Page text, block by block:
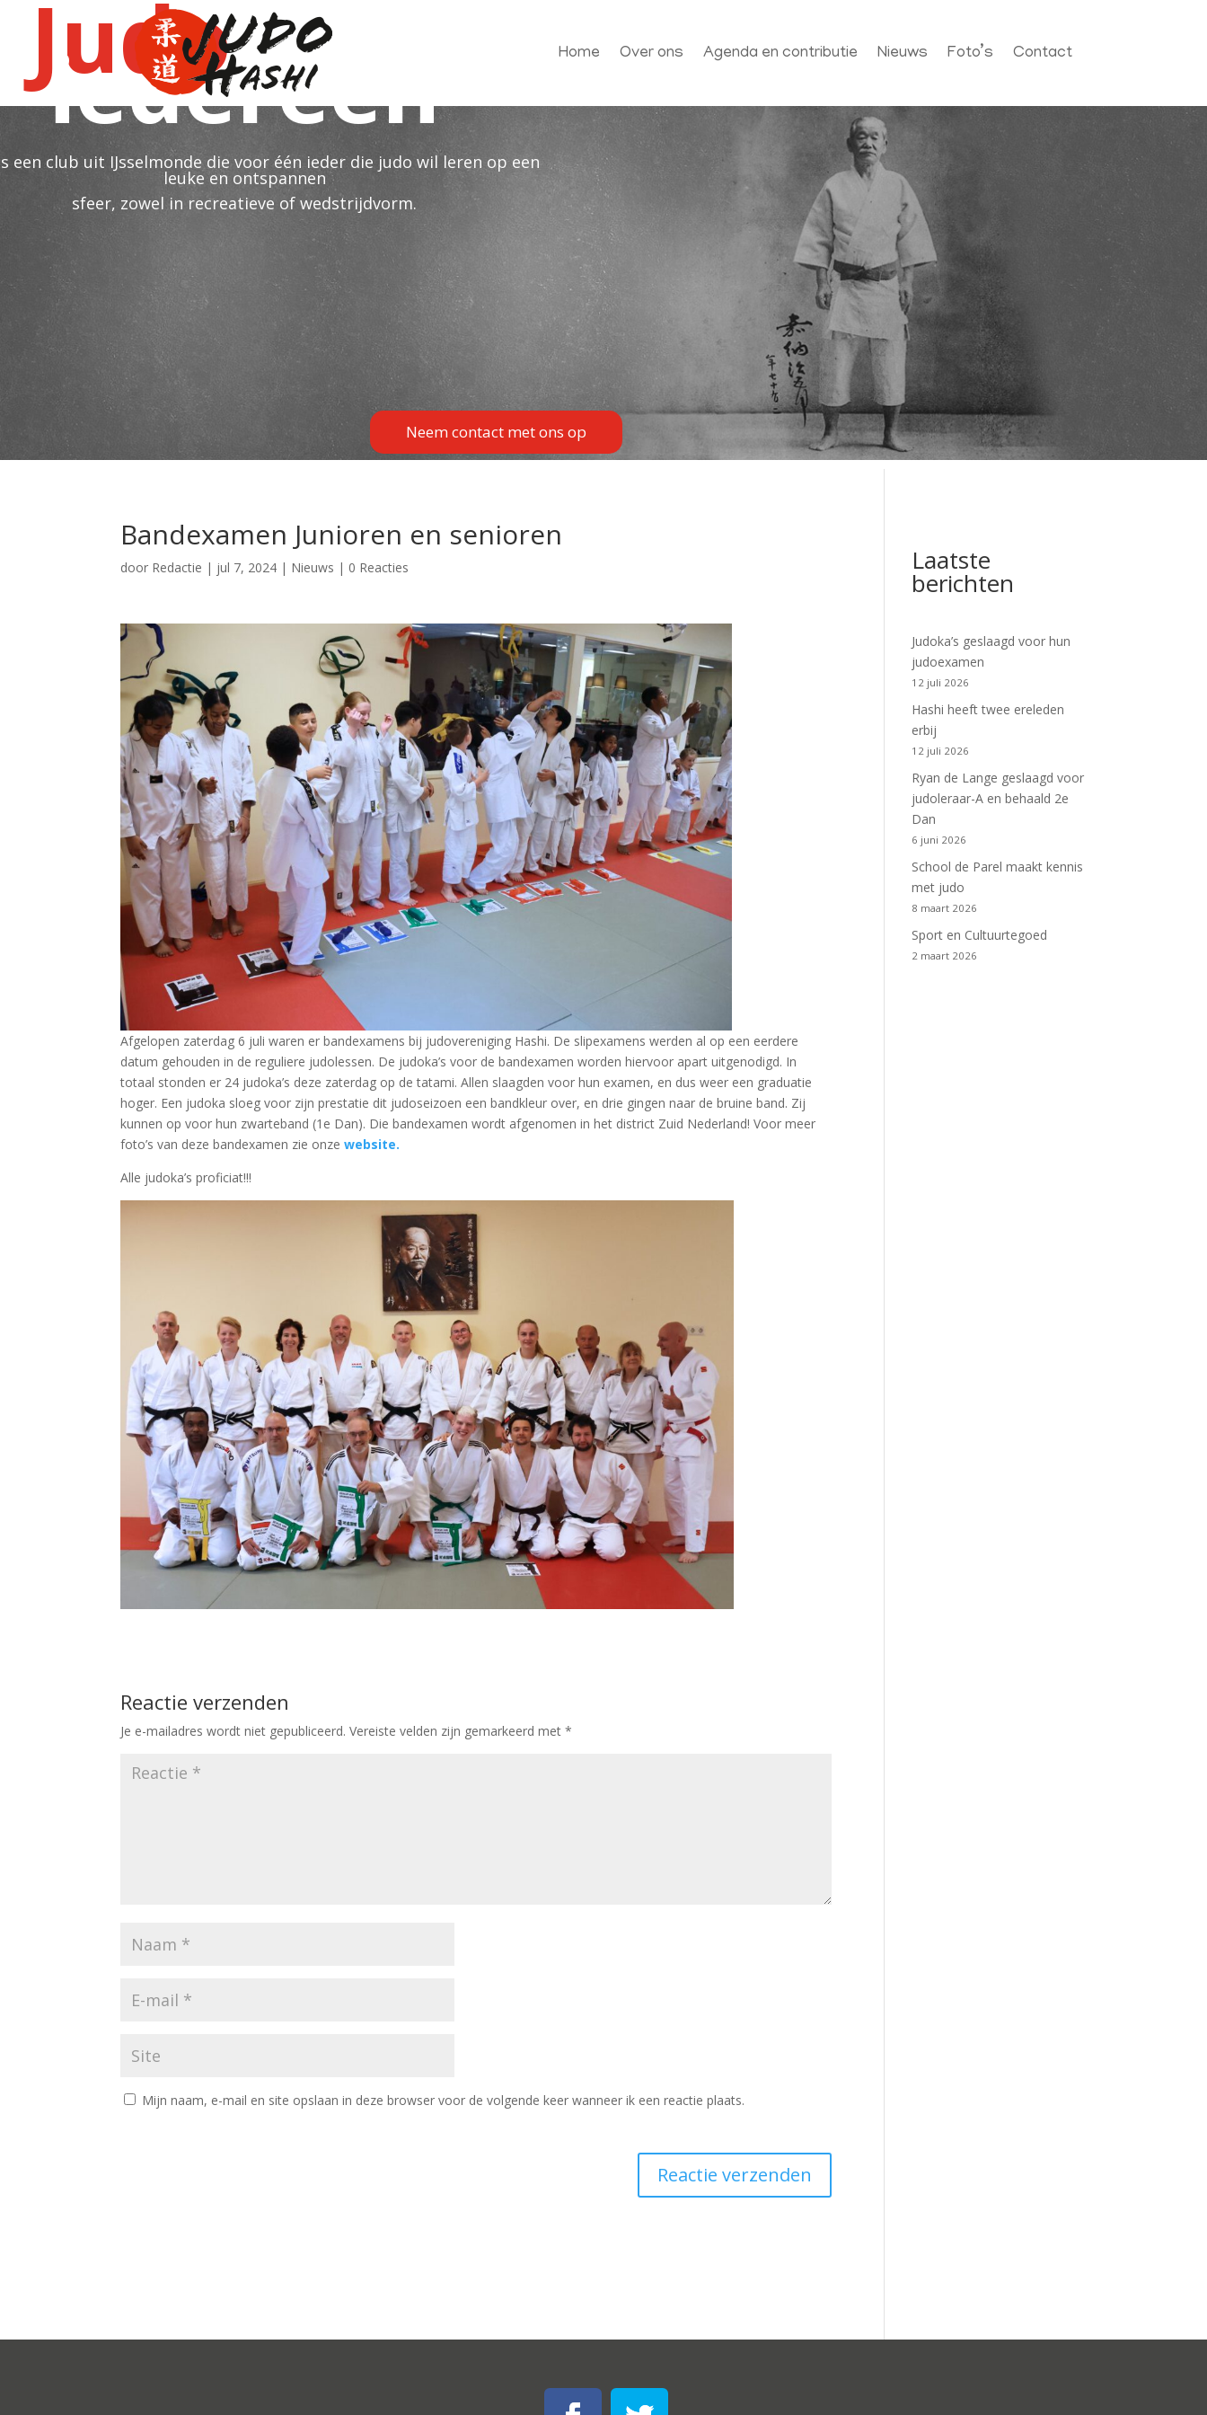
Home Over ons Agenda en contributie Nieuws Foto’s Contact
Neem contact met ons op
Judovoor
iedereen
een club uit IJsselmonde die voor één ieder die judo wil leren op een
leuke en ontspannen
sfeer, zowel in recreatieve of wedstrijdvorm.
Bandexamen Junioren en senioren
door Redactie | jul 7, 2024 | Nieuws | 0 Reacties
Afgelopen zaterdag 6 juli waren er bandexamens bij judovereniging Hashi. De slipexamens werden al op een eerdere
datum gehouden in de reguliere judolessen. De judoka’s voor de bandexamen worden hiervoor apart uitgenodigd. In
totaal stonden er 24 judoka’s deze zaterdag op de tatami. Allen slaagden voor hun examen, en dus weer een graduatie
hoger. Een judoka sloeg voor zijn prestatie dit judoseizoen een bandkleur over, en drie gingen naar de bruine band. Zij
kunnen op voor hun zwarteband (1e Dan). Die bandexamen wordt afgenomen in het district Zuid Nederland! Voor meer
foto’s van deze bandexamen zie onzewebsite.
Alle judoka’s proficiat!!!
Reactie verzenden
Je e-mailadres wordt niet gepubliceerd. Vereiste velden zijn gemarkeerd met*
Mijn naam, e-mail en site opslaan in deze browser voor de volgende keer wanneer ik een reactie plaats.
Laatste
berichten
Judoka’s geslaagd voor hun
judoexamen
12 juli 2026
Hashi heeft twee ereleden
erbij
12 juli 2026
Ryan de Lange geslaagd voor
judoleraar-A en behaald 2e
Dan
6 juni 2026
School de Parel maakt kennis
met judo
8 maart 2026
Sport en Cultuurtegoed
2 maart 2026